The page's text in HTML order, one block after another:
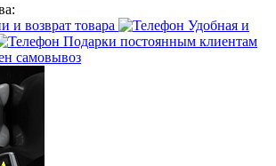
и возврат товара
Удобная и
Подарки постоянным клиентам
самовывоз